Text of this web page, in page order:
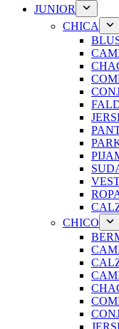
JUNIOR
CHICA
CHICO